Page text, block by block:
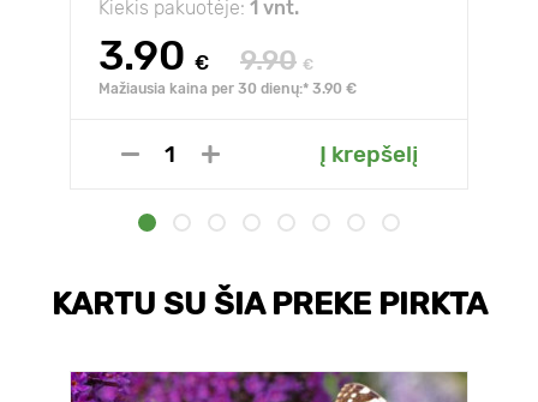
Kiekis pakuotėje: 1 vnt.
3.90 € 9.90 €
Mažiausia kaina per 30 dienų:* 3.90 €
Į krepšelį
KARTU SU ŠIA PREKE PIRKTA